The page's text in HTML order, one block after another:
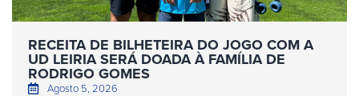
RECEITA DE BILHETEIRA DO JOGO COM A
UD LEIRIA SERÁ DOADA À FAMÍLIA DE
RODRIGO GOMES
Agosto 5, 2026